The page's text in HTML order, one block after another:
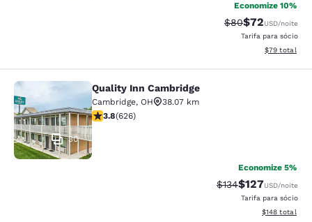
Economize 10%
Tarifa anterior
$80Tarifa com
$72USD/noite
Tarifa para sócio
Exibir
$79 total
Quality Inn Cambridge
30
Quality Inn Cambridge
Cambridge, OH
38.07 km
classificação 3.82 estrelas. Bom. 626 avaliações
3.8(626)
Economize 5%
Tarifa anterior
$134Tarifa com
$127USD/noite
Tarifa para sócio
Exibir
$148 total